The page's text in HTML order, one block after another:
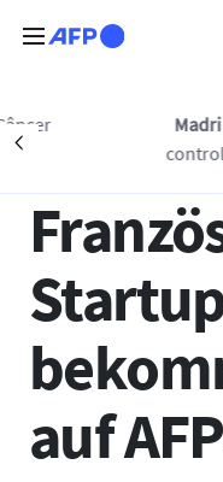
Madri (AFP)|
controle na
Voltar à lista
16 JAN 2025 - 10:28
auf